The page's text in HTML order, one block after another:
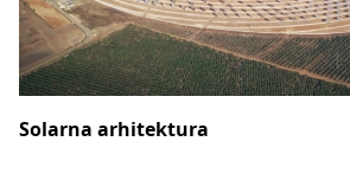
Solarna arhitektura